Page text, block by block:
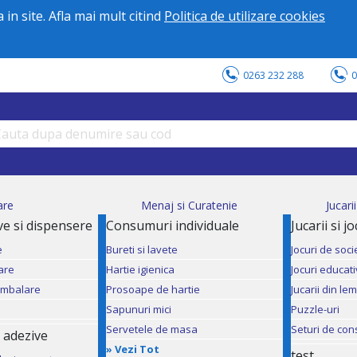
site. Afla mai mult citind Politica de utilizare cookies
0263 232 288
si dispensere
Menaj si Curatenie
Consumuri individuale
Bureti si lavete
Hartie igienica
Prosoape de hartie
Sapunuri mici
Servetele de masa
» Vezi Tot
Jucarii si
Jocuri de
Jocuri
Jucarii din
Puzzle-uri
Seturi de